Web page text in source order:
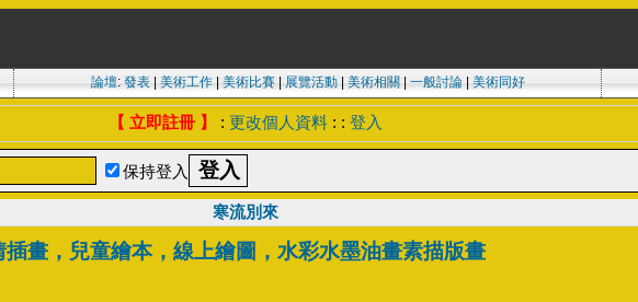
論壇: 發表| 美術工作| 美術比賽| 展覽活動| 美術相關 一般討論| 美術同好
【 立即註冊 】 : 更改個人資料 : : 登入
保持登入
寒流別來
畫，兒童繪本，線上繪圖，水彩水墨油畫素描版畫